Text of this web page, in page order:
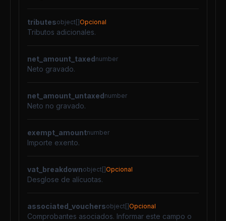
tributesobject[]Opcional
Tributos adicionales.
net_amount_taxednumber
Neto gravado.
net_amount_untaxednumber
Neto no gravado.
exempt_amountnumber
Importe exento.
vat_breakdownobject[]Opcional
Desglose de alícuotas.
associated_vouchersobject[]Opcional
Comprobantes asociados. Informar este campo o